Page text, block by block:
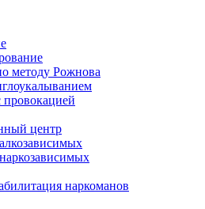
методу Рожнова
центр
наркоманов